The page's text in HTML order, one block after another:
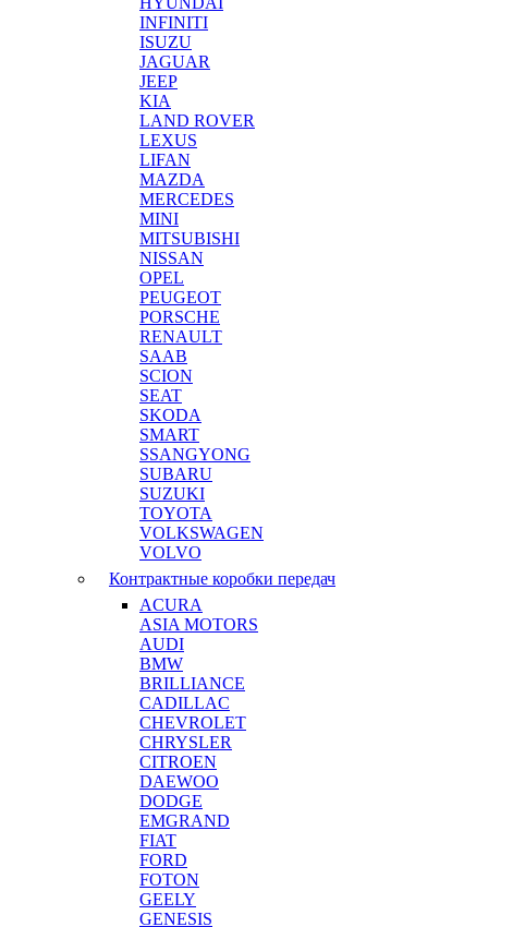
INFINITI
ISUZU
JAGUAR
JEEP
KIA
LAND ROVER
LEXUS
LIFAN
MAZDA
MERCEDES
MINI
MITSUBISHI
NISSAN
OPEL
PEUGEOT
PORSCHE
RENAULT
SAAB
SCION
SEAT
SKODA
SMART
SSANGYONG
SUBARU
SUZUKI
TOYOTA
VOLKSWAGEN
VOLVO
Контрактные коробки передач
ACURA
ASIA MOTORS
AUDI
BMW
BRILLIANCE
CADILLAC
CHEVROLET
CHRYSLER
CITROEN
DAEWOO
DODGE
EMGRAND
FIAT
FORD
FOTON
GEELY
GENESIS